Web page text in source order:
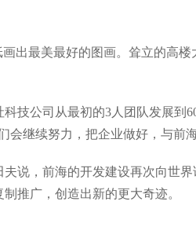
最美最好的图画。耸立的高楼
公司从最初的3人团队发展到
会继续努力，把企业做好，与前
，前海的开发建设再次向世界
推广，创造出新的更大奇迹。